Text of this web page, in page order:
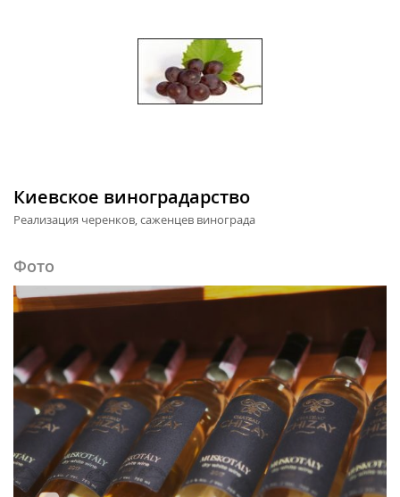
Киевское виноградарство
Реализация черенков, саженцев винограда
Фото